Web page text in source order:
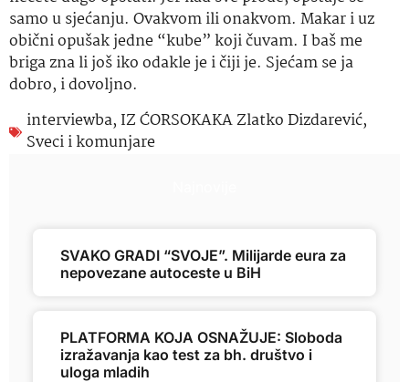
samo u sjećanju. Ovakvom ili onakvom. Makar i uz
obični opušak jedne “kube” koji čuvam. I baš me
briga zna li još iko odakle je i čiji je. Sjećam se ja
dobro, i dovoljno.
interviewba, IZ ĆORSOKAKA Zlatko Dizdarević,
Sveci i komunjare
SVAKO GRADI “SVOJE”. Milijarde eura za
nepovezane autoceste u BiH
PLATFORMA KOJA OSNAŽUJE: Sloboda
izražavanja kao test za bh. društvo i
uloga mladih